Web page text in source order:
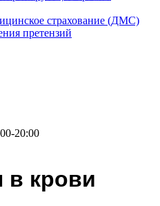
страхование (ДМС)
претензий
20:00
крови